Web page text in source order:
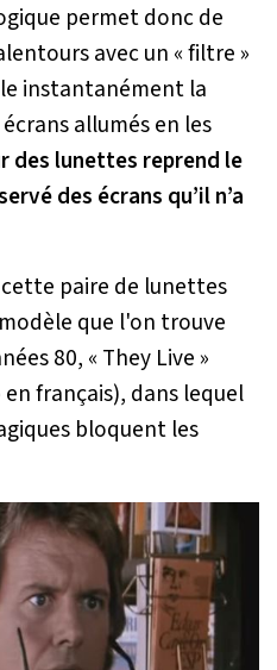
permet donc de
avec un « filtre »
instantanément la
allumés en les
des lunettes reprend le
des écrans qu’il n’a
cette paire de lunettes
que l'on trouve
80, « They Live »
en français), dans lequel
bloquent les